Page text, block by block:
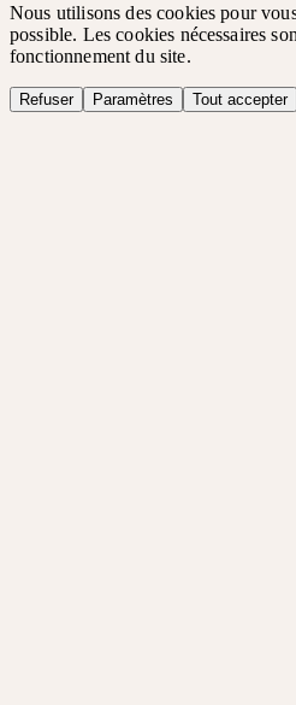
Nous utilisons des cookies pour
possible. Les cookies nécessaires
fonctionnement du site.
Refuser Paramètres Tout accepter